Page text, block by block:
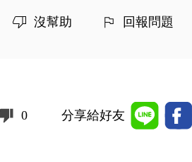
沒幫助 回報問題
0 分享給好友